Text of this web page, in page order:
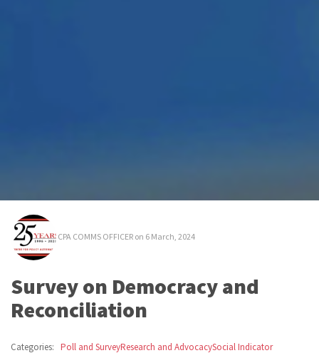
CPA COMMS OFFICER on 6 March, 2024
Survey on Democracy and
Reconciliation
Categories: Poll and SurveyResearch and AdvocacySocial Indicator